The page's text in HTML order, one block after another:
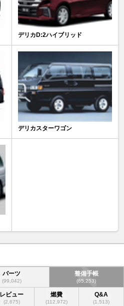
デリカD:2ハイブリッド
デリカスターワゴン
パーツ
(99,042)
整備手帳
(65,253)
レビュー
(2,675)
燃費
(112,972)
Q&A
(1,513)